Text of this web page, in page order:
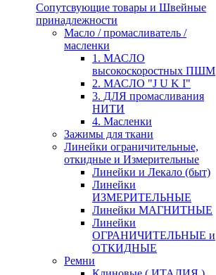
Сопутсвующие товары и Швейные
принадлежности
Масло / промасливатель /
масленки
1. МАСЛО
высокоскоростных ПШМ
2. МАСЛО "J U K I"
3. ДЛЯ промасливания
НИТИ
4. Масленки
Зажимы для ткани
Линейки ограничительные,
откидные и Измерительные
Линейки и Лекало (быт)
Линейки
ИЗМЕРИТЕЛЬНЫЕ
Линейки МАГНИТНЫЕ
Линейки
ОГРАНИЧИТЕЛЬНЫЕ и
ОТКИДНЫЕ
Ремни